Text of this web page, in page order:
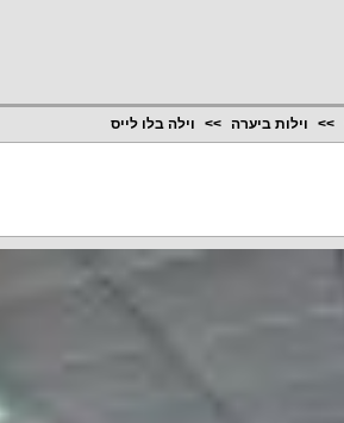
וילות ביערה וילה בלו לייס